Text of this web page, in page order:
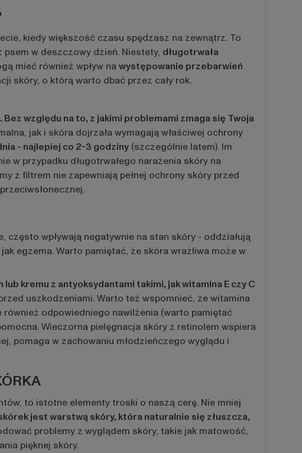
kiedy większość czasu spędzasz na zewnątrz. To
w deszczowy dzień. Niestety, długotrwała
mieć również wpływ nawystępowanie przebarwień
skóry, o którą warto dbać przez cały rok.
względu na to, z jakimi problemami zmaga się Twoja
jak i skóra dojrzała wymagają właściwej ochrony
- najlepiej co 2-3 godziny (szczególnie latem). Im
w przypadku długotrwałego narażenia skóry na
z filtrem nie zapewniają pełnej ochrony skóry przed
wpływają negatywnie na stan skóry - oddziałują
egzema. Warto pamiętać, że skóra wrażliwa może w
kremu z antyoksydantami takimi, jak witamina E czy C
uszkodzeniami. Warto też wspomnieć, że witamina
odpowiedniego nawilżenia (warto pamiętać
Wieczorna pielęgnacja skóry z retinolem wspiera
pomaga w zachowaniu młodzieńczego wyglądu i
to istotne elementy troski o naszą cerę. Nie mniej
jest warstwą skóry, która naturalnie się złuszcza,
problemy z wyglądem skóry, takie jak matowość,
pięknej skóry.